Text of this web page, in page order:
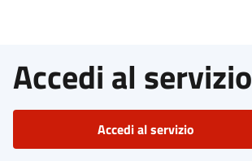
Accedi al servizio
Accedi al servizio